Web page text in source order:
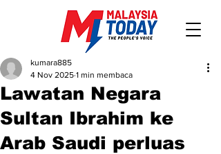
Lawatan Negara
Sultan Ibrahim ke
Arab Saudi perluas
kumara885
4 Nov 2025 1 min membaca